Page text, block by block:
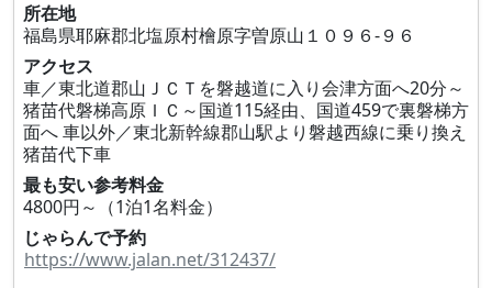
所在地
福島県耶麻郡北塩原村檜原字曽原山１０９６‐９６
アクセス
車／東北道郡山ＪＣＴを磐越道に入り会津方面へ20分～
猪苗代磐梯高原ＩＣ～国道115経由、国道459で裏磐梯方
面へ 車以外／東北新幹線郡山駅より磐越西線に乗り換え
猪苗代下車
最も安い参考料金
4800円～（1泊1名料金）
じゃらんで予約
https://www.jalan.net/312437/